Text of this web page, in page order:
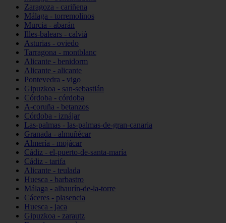
Zaragoza - cariñena
Málaga - torremolinos
Murcia - abarán
Illes-balears - calvià
Asturias - oviedo
Tarragona - montblanc
Alicante - benidorm
Alicante - alicante
Pontevedra - vigo
Gipuzkoa - san-sebastián
Córdoba - córdoba
A-coruña - betanzos
Córdoba - iznájar
Las-palmas - las-palmas-de-gran-canaria
Granada - almuñécar
Almería - mojácar
Cádiz - el-puerto-de-santa-maría
Cádiz - tarifa
Alicante - teulada
Huesca - barbastro
Málaga - alhaurín-de-la-torre
Cáceres - plasencia
Huesca - jaca
Gipuzkoa - zarautz